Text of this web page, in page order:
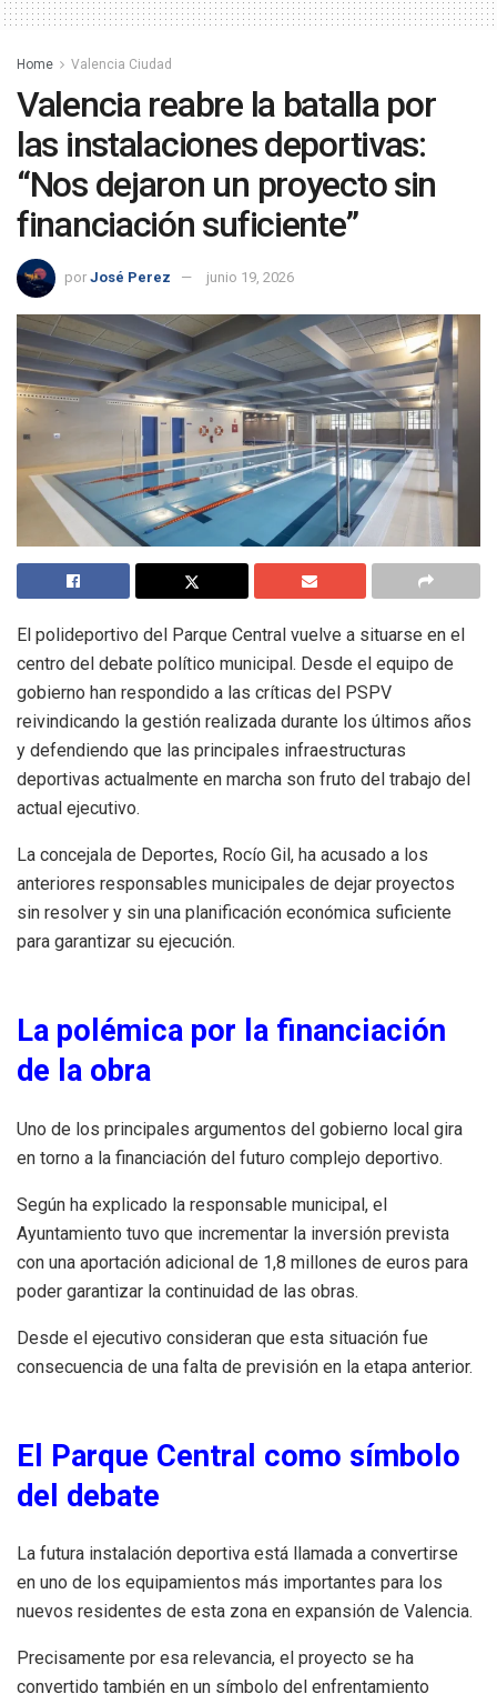
Home Valencia Ciudad
Valencia reabre la batalla por
las instalaciones deportivas:
“Nos dejaron un proyecto sin
financiación suficiente”
por José Perez junio 19, 2026
El polideportivo del Parque Central vuelve a situarse en el
centro del debate político municipal. Desde el equipo de
gobierno han respondido a las críticas del PSPV
reivindicando la gestión realizada durante los últimos años
y defendiendo que las principales infraestructuras
deportivas actualmente en marcha son fruto del trabajo del
actual ejecutivo.
La concejala de Deportes, Rocío Gil, ha acusado a los
anteriores responsables municipales de dejar proyectos
sin resolver y sin una planificación económica suficiente
para garantizar su ejecución.
La polémica por la financiación
de la obra
Uno de los principales argumentos del gobierno local gira
en torno a la financiación del futuro complejo deportivo.
Según ha explicado la responsable municipal, el
Ayuntamiento tuvo que incrementar la inversión prevista
con una aportación adicional de 1,8 millones de euros para
poder garantizar la continuidad de las obras.
Desde el ejecutivo consideran que esta situación fue
consecuencia de una falta de previsión en la etapa anterior.
El Parque Central como símbolo
del debate
La futura instalación deportiva está llamada a convertirse
en uno de los equipamientos más importantes para los
nuevos residentes de esta zona en expansión de Valencia.
Precisamente por esa relevancia, el proyecto se ha
convertido también en un símbolo del enfrentamiento